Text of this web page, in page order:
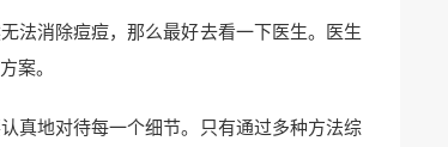
法消除痘痘，那么最好去看一下医生。医生
案。
真地对待每一个细节。只有通过多种方法综